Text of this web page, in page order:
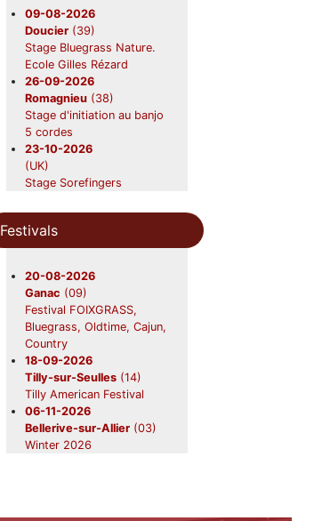
Canéjan(33)
Beavers en concert
12-09-2026
Nerac (47)
Beavers
19-09-2026
Foix
(09)
Beavers en concert
31-10-2026
Châtres-sur-Cher
Beavers en concert
28-11-2026
Saint-Symphorien(33)
Beavers en concert
09-08-2026
Doucier (39)
Stage Bluegrass Nature.
Ecole Gilles Rézard
26-09-2026
Romagnieu (38)
Stage d'initiation au banjo
5 cordes
23-10-2026
(UK)
Stage Sorefingers
05-04-2027
(UK)
Stage Sorefingers Week
Festivals
20-08-2026
Ganac (09)
Festival FOIXGRASS,
Bluegrass, Oldtime, Cajun,
Country
18-09-2026
Tilly-sur-Seulles (14)
Tilly American Festival
06-11-2026
Bellerive-sur-Allier (03)
Winter 2026